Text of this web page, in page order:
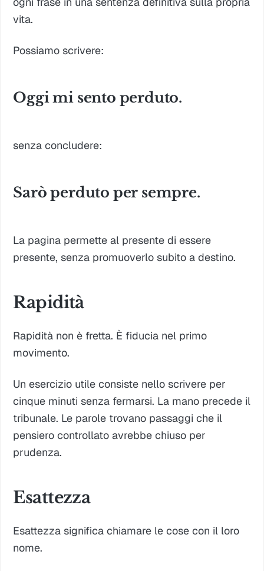
vita.
Possiamo scrivere:
Oggi mi sento perduto.
senza concludere:
Sarò perduto per sempre.
La pagina permette al presente di essere
presente, senza promuoverlo subito a destino.
Rapidità
Rapidità non è fretta. È fiducia nel primo
movimento.
Un esercizio utile consiste nello scrivere per
cinque minuti senza fermarsi. La mano precede il
tribunale. Le parole trovano passaggi che il
pensiero controllato avrebbe chiuso per
prudenza.
Esattezza
Esattezza significa chiamare le cose con il loro
nome.